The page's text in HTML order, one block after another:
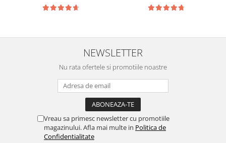
NEWSLETTER
Nu rata ofertele si promotiile noastre
Vreau sa primesc newsletter cu promotiile
magazinului. Afla mai multe in Politica de
Confidentialitate